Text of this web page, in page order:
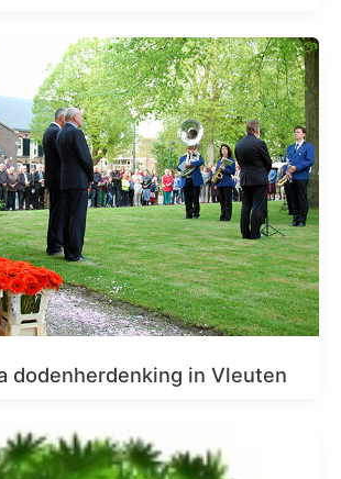
dodenherdenking in Vleuten